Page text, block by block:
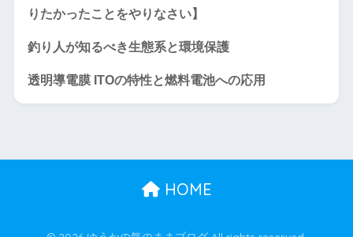
りたかったことをやりなさい】
釣り人が知るべき生態系と環境保護
透明導電膜 ITOの特性と燃料電池への応用
HOME